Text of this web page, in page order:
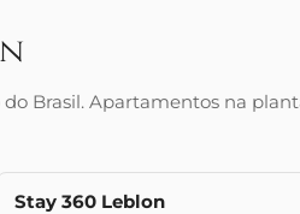
Brasil. Apartamentos na
Stay 360 Leblon